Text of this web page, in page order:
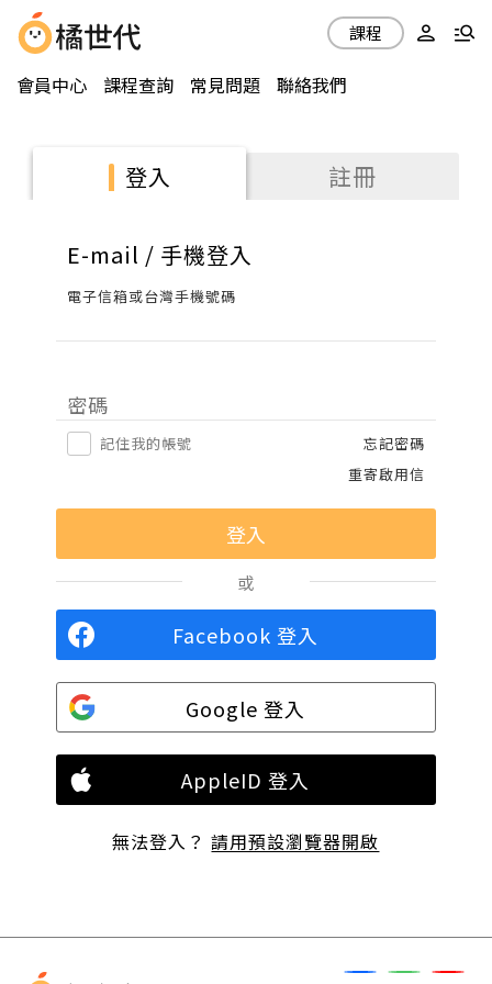
會員中心 課程查詢 常見問題 聯絡我們
課程
登入 註冊
E-mail / 手機登入
電子信箱或台灣手機號碼
密碼
記住我的帳號
忘記密碼
重寄啟用信
或
Facebook 登入
Google 登入
AppleID 登入
無法登入？請用預設瀏覽器開啟